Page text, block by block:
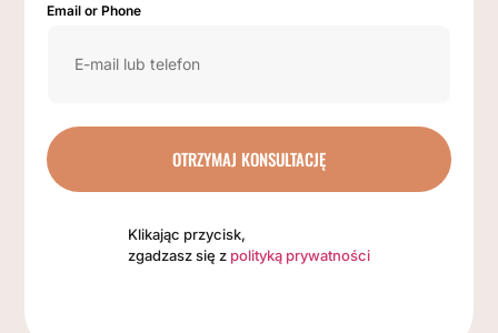
Email or Phone
OTRZYMAJ KONSULTACJĘ
Klikając przycisk,
zgadzasz się z polityką prywatności